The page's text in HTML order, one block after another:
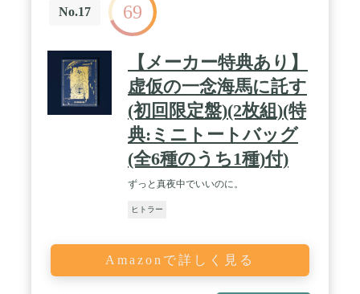
No.17 69
【メーカー特典あり】
虚仮の一念海馬に託す
(初回限定盤)(2枚組)(特
典:ミニトートバッグ
(全6種のうち1種)付)
ずっと真夜中でいいのに。
ヒトラー
Amazonで詳しく見る